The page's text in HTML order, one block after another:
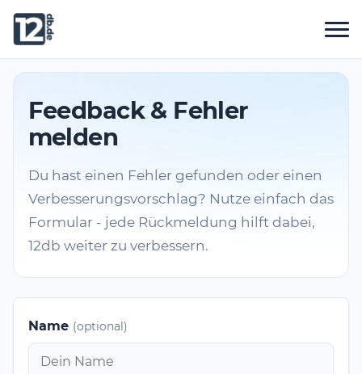
Feedback & Fehler
melden
Du hast einen Fehler gefunden oder einen
Verbesserungsvorschlag? Nutze einfach das
Formular - jede Rückmeldung hilft dabei,
12db weiter zu verbessern.
Name (optional)